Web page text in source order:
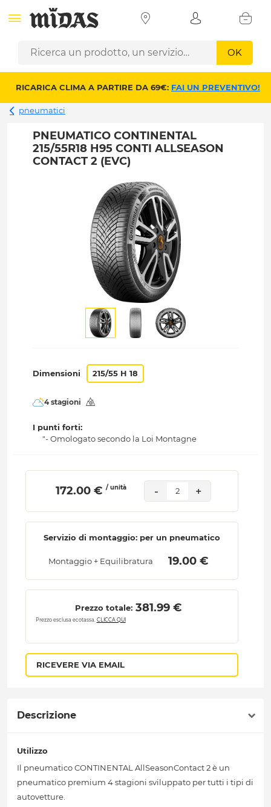
OK
RICARICA CLIMA A PARTIRE DA 69€: FAI UN PREVENTIVO!
pneumatici
PNEUMATICO CONTINENTAL
215/55R18 H95 CONTI ALLSEASON
CONTACT 2 (EVC)
Dimensioni 215/55 H 18
4 stagioni
I punti forti:
"- Omologato secondo la Loi Montagne
172.00 € / unità - 2 +
Servizio di montaggio: per un pneumatico
Montaggio + Equilibratura 19.00 €
Prezzo totale: 381.99 €
Prezzo esclusa ecotassa. CLICCA QUI
RICEVERE VIA EMAIL
Descrizione
Utilizzo
Il pneumatico CONTINENTAL AllSeasonContact 2 è un
pneumatico premium 4 stagioni sviluppato per tutti i tipi di
autovetture.